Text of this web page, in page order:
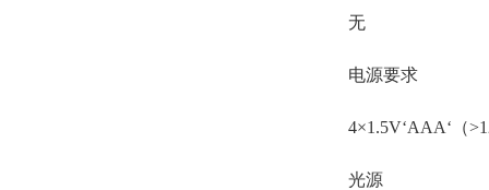
无
电源要求
4×1.5V‘AAA‘（
光源